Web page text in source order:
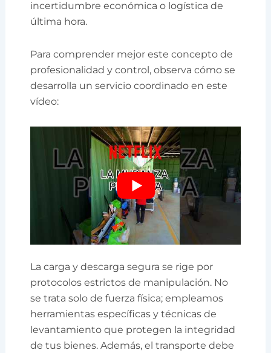
incertidumbre económica o logística de
última hora.
Para comprender mejor este concepto de
profesionalidad y control, observa cómo se
desarrolla un servicio coordinado en este
vídeo:
La carga y descarga segura se rige por
protocolos estrictos de manipulación. No
se trata solo de fuerza física; empleamos
herramientas específicas y técnicas de
levantamiento que protegen la integridad
de tus bienes. Además, el transporte debe